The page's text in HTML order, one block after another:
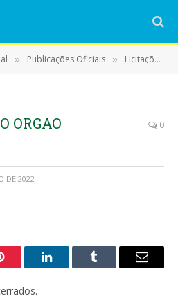
» Publicações Oficiais » Licitações
ORGAO
0
DE 2022
LinkedInTumblr
E-